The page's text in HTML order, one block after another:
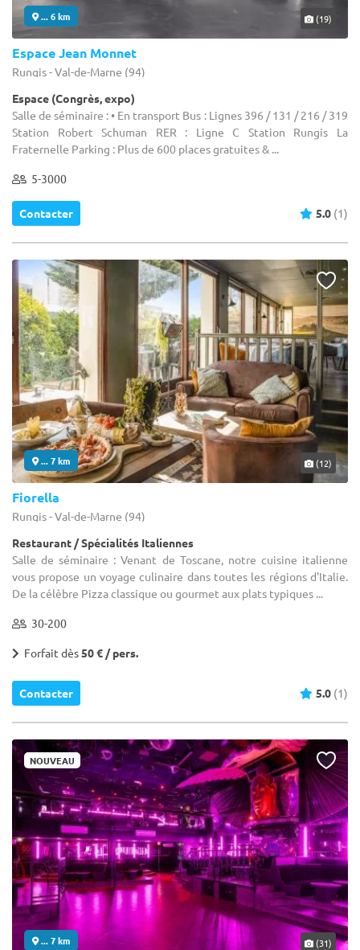
... 6 km (19)
Espace Jean Monnet
Rungis - Val-de-Marne (94)
Espace (Congrès, expo)
Salle de séminaire : • En transport Bus : Lignes 396 / 131 / 216 / 319
Station Robert Schuman RER : Ligne C Station Rungis La
Fraternelle Parking : Plus de 600 places gratuites & ...
5-3000
Contacter 5.0 (1)
... 7 km (12)
Fiorella
Rungis - Val-de-Marne (94)
Restaurant / Spécialités Italiennes
Salle de séminaire : Venant de Toscane, notre cuisine italienne
vous propose un voyage culinaire dans toutes les régions d'Italie.
De la célèbre Pizza classique ou gourmet aux plats typiques ...
30-200
Forfait dès50 € / pers.
Contacter 5.0 (1)
NOUVEAU
... 7 km (31)